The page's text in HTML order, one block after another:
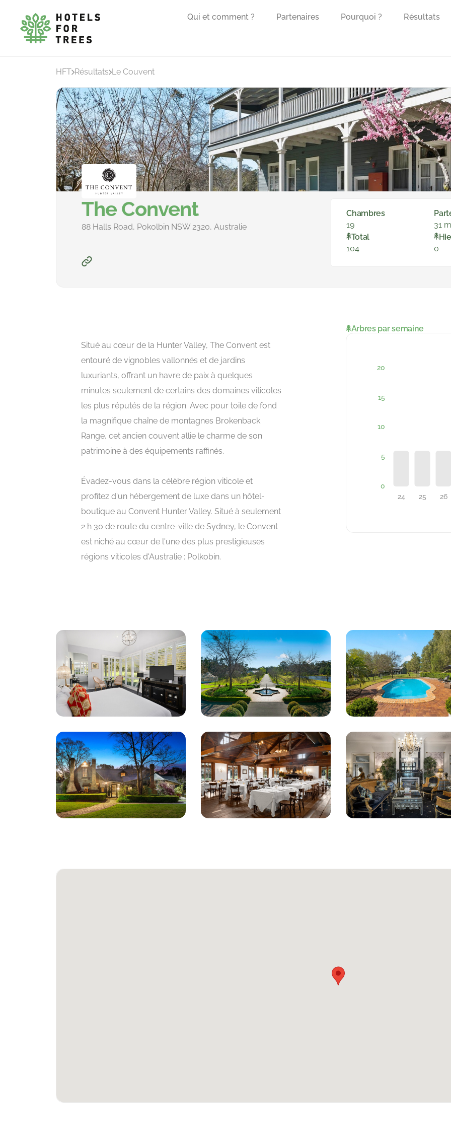
Qui et comment ? Partenaires Pourquoi ? Résultats
HFT Résultats Le Couvent
The Convent
88 Halls Road, Pokolbin NSW 2320, Australie
Chambres
19
31
Total
104
0
Situé au cœur de la Hunter Valley, The Convent est
entouré de vignobles vallonnés et de jardins
luxuriants, offrant un havre de paix à quelques
minutes seulement de certains des domaines viticoles
les plus réputés de la région. Avec pour toile de fond
la magnifique chaîne de montagnes Brokenback
Range, cet ancien couvent allie le charme de son
patrimoine à des équipements raffinés.
Évadez-vous dans la célèbre région viticole et
profitez d'un hébergement de luxe dans un hôtel-
boutique au Convent Hunter Valley. Situé à seulement
2 h 30 de route du centre-ville de Sydney, le Convent
est niché au cœur de l'une des plus prestigieuses
régions viticoles d'Australie : Polkobin.
Arbres par semaine